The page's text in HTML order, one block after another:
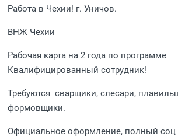
Усть-
Работа в Чехии! г. Уничов.
ВНЖ Чехии
Рабочая карта на 2 года по программе
Квалифицированный сотрудник!
Требуются сварщики, слесари,
формовщики.
Официальное оформление, полный соц